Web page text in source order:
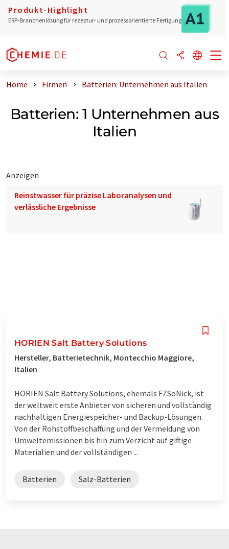
Produkt-Highlight
ERP-Branchenlösung für rezeptur- und prozessorientierte Fertigung
Home Firmen Batterien: Unternehmen aus Italien
Batterien: 1 Unternehmen aus
Italien
Anzeigen
Reinstwasser für präzise Laboranalysen und
verlässliche Ergebnisse
HORIEN Salt Battery Solutions
Hersteller, Batterietechnik, Montecchio Maggiore,
Italien
HORIEN Salt Battery Solutions, ehemals FZSoNick, ist
der weltweit erste Anbieter von sicheren und vollständig
nachhaltigen Energiespeicher- und Backup-Lösungen.
Von der Rohstoffbeschaffung und der Vermeidung von
Umweltemissionen bis hin zum Verzicht auf giftige
Materialien und der vollständigen ...
Batterien Salz-Batterien